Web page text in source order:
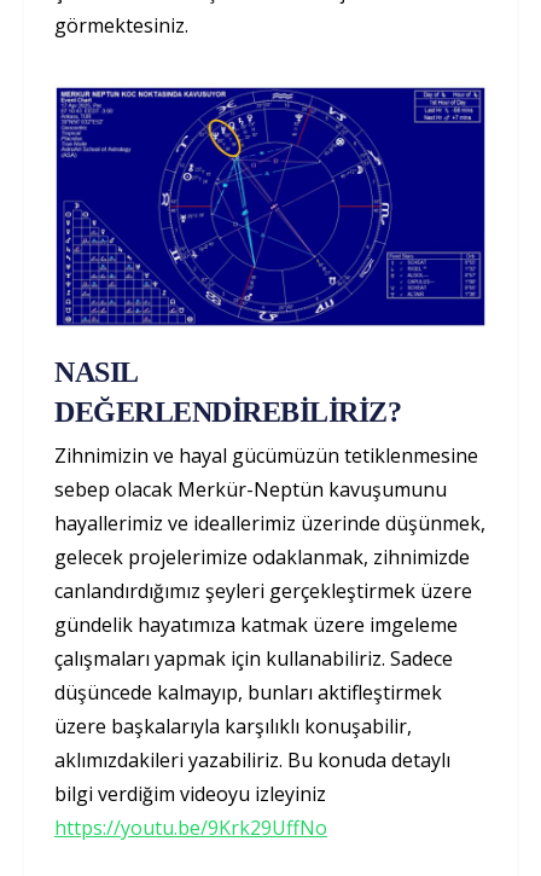
görmektesiniz.
NASIL
DEĞERLENDİREBİLİRİZ?
Zihnimizin ve hayal gücümüzün tetiklenmesine
sebep olacak Merkür-Neptün kavuşumunu
hayallerimiz ve ideallerimiz üzerinde düşünmek,
gelecek projelerimize odaklanmak, zihnimizde
canlandırdığımız şeyleri gerçekleştirmek üzere
gündelik hayatımıza katmak üzere imgeleme
çalışmaları yapmak için kullanabiliriz. Sadece
düşüncede kalmayıp, bunları aktifleştirmek
üzere başkalarıyla karşılıklı konuşabilir,
aklımızdakileri yazabiliriz. Bu konuda detaylı
bilgi verdiğim videoyu izleyiniz
https://youtu.be/9Krk29UffNo